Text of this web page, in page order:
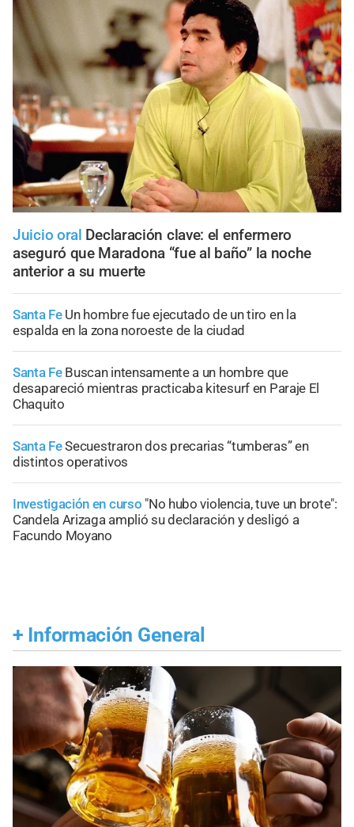
Juicio oral Declaración clave: el enfermero
aseguró que Maradona “fue al baño” la noche
anterior a su muerte
Santa Fe Un hombre fue ejecutado de un tiro en la
espalda en la zona noroeste de la ciudad
Santa Fe Buscan intensamente a un hombre que
desapareció mientras practicaba kitesurf en Paraje El
Chaquito
Santa FeSecuestraron dos precarias “tumberas” en
distintos operativos
Investigación en curso "No hubo violencia, tuve un brote":
Candela Arizaga amplió su declaración y desligó a
Facundo Moyano
+ Información General